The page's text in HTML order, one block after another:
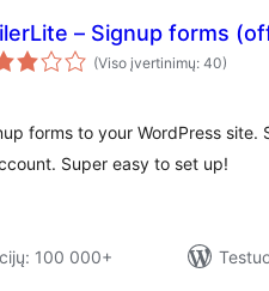
– Signup forms
(Viso įvertinimų: 40)
forms to your WordPress
Super easy to set up!
100 000+